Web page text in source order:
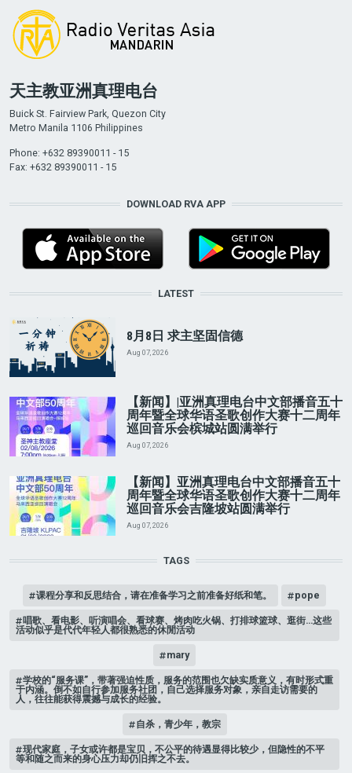
天主教亚洲真理电台
Buick St. Fairview Park, Quezon City
Metro Manila 1106 Philippines
Phone: +632 89390011 - 15
Fax: +632 89390011 - 15
DOWNLOAD RVA APP
LATEST
8月8日 求主坚固信德
Aug 07, 2026
【新闻】|亚洲真理电台中文部播音五十
周年暨全球华语圣歌创作大赛十二周年
巡回音乐会槟城站圆满举行
Aug 07, 2026
【新闻】亚洲真理电台中文部播音五十
周年暨全球华语圣歌创作大赛十二周年
巡回音乐会吉隆坡站圆满举行
Aug 07, 2026
TAGS
课程分享和反思结合，请在准备学习之前准备好纸和笔。 pope
唱歌、看电影、听演唱会、看球赛、烤肉吃火锅、打排球篮球、逛街…这些
活动似乎是代代年轻人都很熟悉的休閒活动
mary
学校的“服务课”，带著强迫性质，服务的范围也欠缺实质意义，有时形式重
于内涵。倒不如自行参加服务社团，自己选择服务对象，亲自走访需要的
人，往往能获得震撼与成长的经验。
自杀，青少年，教宗
现代家庭，子女或许都是宝贝，不公平的待遇显得比较少，但隐性的不平
等和随之而来的身心压力却仍旧挥之不去。